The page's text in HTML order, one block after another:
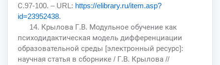
С.97-100. – URL: https://elibrary.ru/item.asp?
id=23952438.
14. Крылова Г.В. Модульное обучение как
психодидактическая модель дифференциации
образовательной среды [электронный ресурс]:
научная статья в сборнике / Г.В. Крылова //